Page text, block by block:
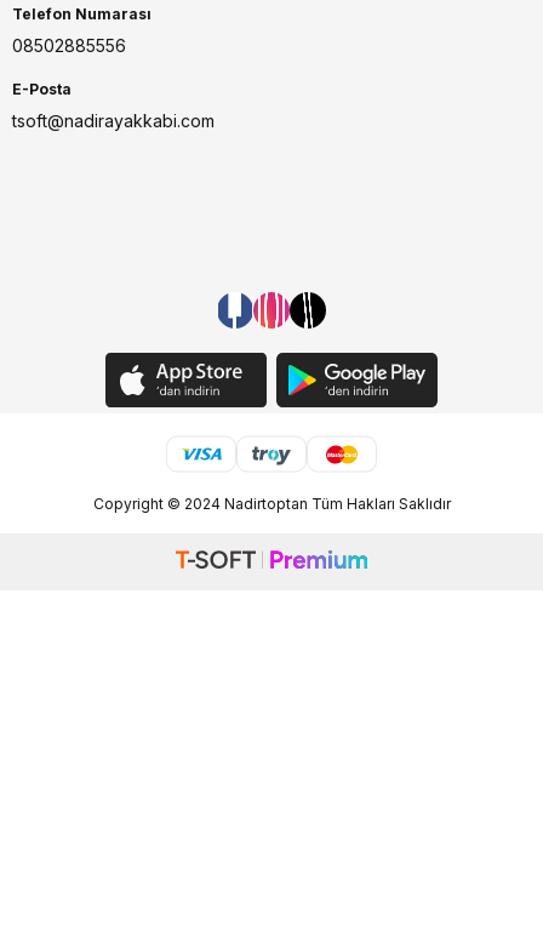
Telefon Numarası
08502885556
E-Posta
tsoft@nadirayakkabi.com
Copyright © 2024 Nadirtoptan Tüm Hakları Saklıdır